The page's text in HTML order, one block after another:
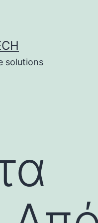
solutions